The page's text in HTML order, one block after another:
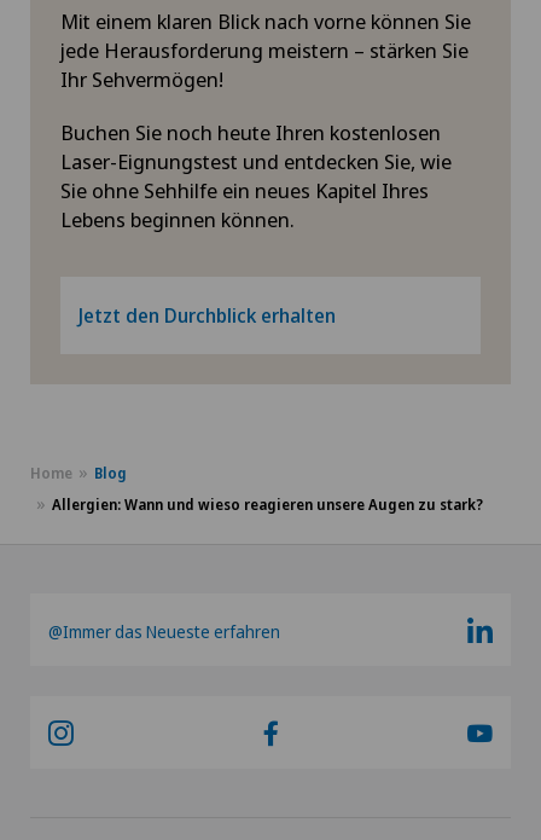
Mit einem klaren Blick nach vorne können Sie
jede Herausforderung meistern – stärken Sie
Ihr Sehvermögen!
Buchen Sie noch heute Ihren kostenlosen
Laser-Eignungstest und entdecken Sie, wie
Sie ohne Sehhilfe ein neues Kapitel Ihres
Lebens beginnen können.
Jetzt den Durchblick erhalten
Home
Blog
Allergien: Wann und wieso reagieren unsere Augen zu stark?
@Immer das Neueste erfahren